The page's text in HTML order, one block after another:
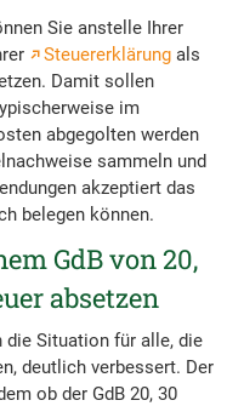
Sie anstelle Ihrer
Steuererklärung als
Damit sollen
im
abgegolten werden
sammeln und
akzeptiert das
belegen können.
GdB von 20,
absetzen
die Situation für alle, die
deutlich verbessert. Der
ob der GdB 20, 30